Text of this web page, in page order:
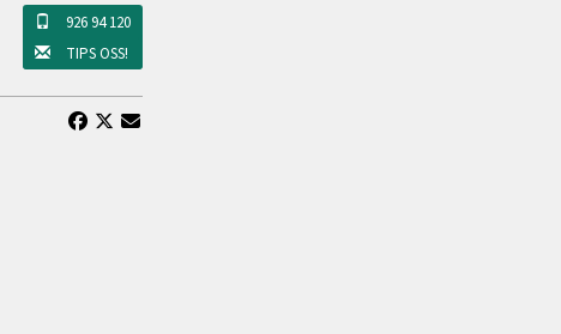
926 94 120
TIPS OSS!